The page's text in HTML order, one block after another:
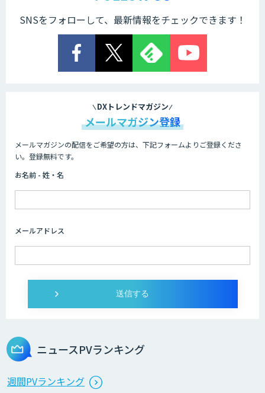
SNSをフォローして、最新情報をチェックできます！
DXトレンドマガジン
メールマガジン登録
メールマガジンの配信をご希望の方は、下記フォームよりご登録くださ
い。登録無料です。
お名前 - 姓・名
メールアドレス
ニュースPVランキング
週間PVランキング